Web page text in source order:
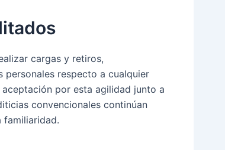
cargas y retiros,
personales respecto a cualquier
por esta agilidad junto a
convencionales continúan
familiaridad.